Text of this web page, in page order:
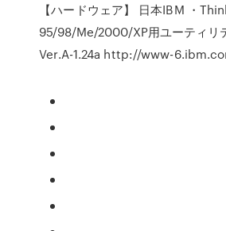
【ハードウェア】 日本IBM ・
95/98/Me/2000/XP用ユーティリ
Ver.A-1.24a http://www-